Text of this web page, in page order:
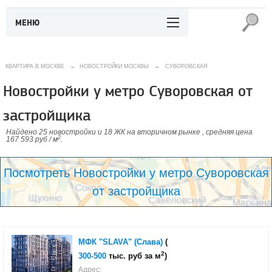
МЕНЮ
КВАРТИРА В МОСКВЕ → НОВОСТРОЙКИ МОСКВЫ → СУВОРОВСКАЯ
Новостройки у метро Суворовская от
застройщика
Найдено 25 новостройки и 18 ЖК на вторичном рынке , средняя цена
167 593 руб / м2.
Посмотреть Новостройки у метро Суворовская
от застройщика
МФК "SLAVA" (Слава) (
300-500 тыс. руб за м2)
Адрес: